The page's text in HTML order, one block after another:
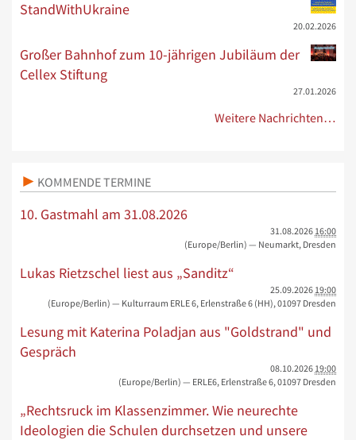
StandWithUkraine
20.02.2026
Großer Bahnhof zum 10-jährigen Jubiläum der
Cellex Stiftung
27.01.2026
Weitere Nachrichten…
KOMMENDE TERMINE
10. Gastmahl am 31.08.2026
31.08.2026 16:00
(Europe/Berlin) — Neumarkt, Dresden
Lukas Rietzschel liest aus „Sanditz“
25.09.2026 19:00
(Europe/Berlin) — Kulturraum ERLE 6, Erlenstraße 6 (HH), 01097 Dresden
Lesung mit Katerina Poladjan aus "Goldstrand" und
Gespräch
08.10.2026 19:00
(Europe/Berlin) — ERLE6, Erlenstraße 6, 01097 Dresden
„Rechtsruck im Klassenzimmer. Wie neurechte
Ideologien die Schulen durchsetzen und unsere